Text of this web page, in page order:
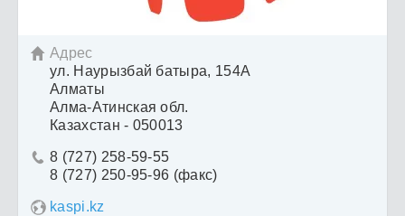
 Адрес
ул. Наурызбай батыра, 154А
Алматы
Алма-Атинская обл.
Казахстан - 050013
 8 (727) 258-59-55
8 (727) 250-95-96 (факс)
kaspi.kz